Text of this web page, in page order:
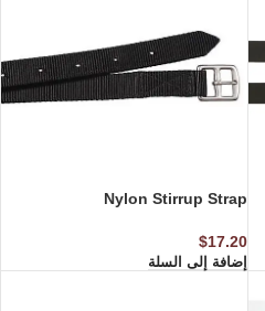
Nylon Stirrup Strap
$17.20
إضافة إلى السلة